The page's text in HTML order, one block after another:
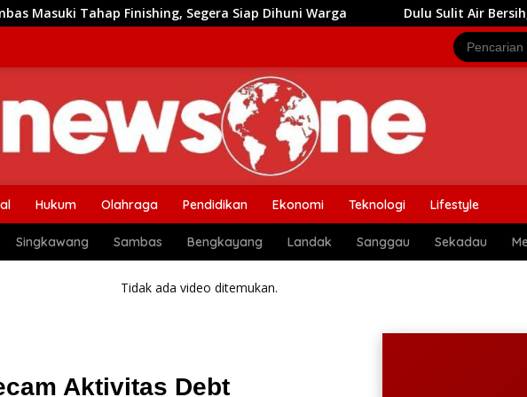
Segera Siap Dihuni Warga Dulu Sulit Air Bersih, Kini Anak-Anak di
Hukum Olahraga Pendidikan Ekonomi Teknologi Lifestyle
Singkawang Sambas Bengkayang Landak Sanggau Sekadau
Tidak ada video ditemukan.
Aktivitas Debt